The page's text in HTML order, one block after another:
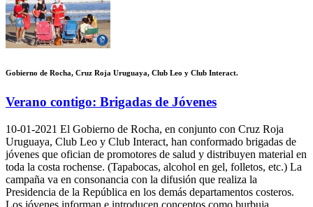
Gobierno de Rocha, Cruz Roja Uruguaya, Club Leo y Club Interact.
Verano contigo: Brigadas de Jóvenes
10-01-2021 El Gobierno de Rocha, en conjunto con Cruz Roja
Uruguaya, Club Leo y Club Interact, han conformado brigadas de
jóvenes que ofician de promotores de salud y distribuyen material en
toda la costa rochense. (Tapabocas, alcohol en gel, folletos, etc.) La
campaña va en consonancia con la difusión que realiza la
Presidencia de la República en los demás departamentos costeros.